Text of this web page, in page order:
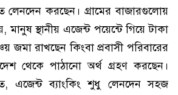
লেনদেন করছেন। গ্রামের বাজারগুলোয়
মানুষ স্থানীয় এজেন্ট পয়েন্টে গিয়ে টাকা
জমা রাখছেন কিংবা প্রবাসী পরিবারের
থেকে পাঠানো অর্থ গ্রহণ করছেন।
এজেন্ট ব্যাংকিং শুধু লেনদেন সহজ